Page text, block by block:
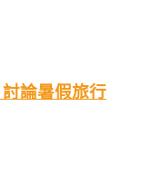
論暑假旅行